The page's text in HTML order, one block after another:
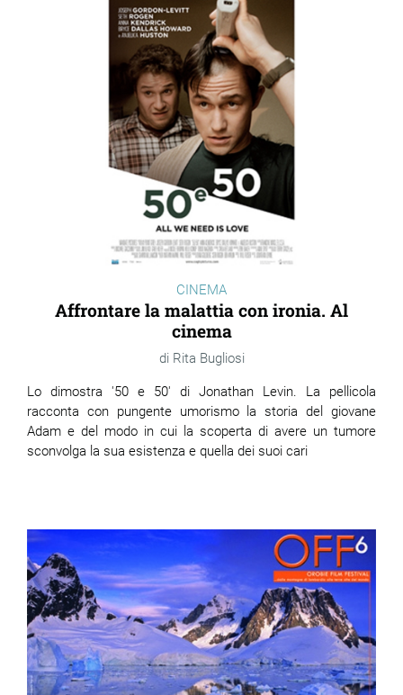
CINEMA
Affrontare la malattia con ironia. Al
cinema
Rita Bugliosi
Lo dimostra '50 e 50' di Jonathan Levin. La pellicola
racconta con pungente umorismo la storia del giovane
Adam e del modo in cui la scoperta di avere un tumore
sconvolga la sua esistenza e quella dei suoi cari